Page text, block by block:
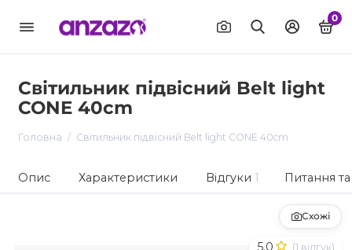
0
Світильник підвісний Belt light
CONE 40cm
Головна Світильник підвісний Belt light CONE 40cm
Опис Характеристики Відгуки 1 Питання та
5.0 (1 відгук)
Схожі